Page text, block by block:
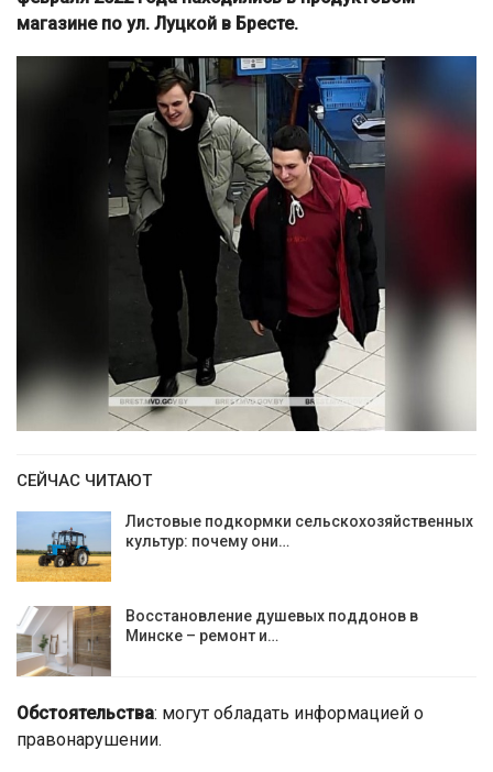
магазине по ул. Луцкой в Бресте.
СЕЙЧАС ЧИТАЮТ
Листовые подкормки сельскохозяйственных
культур: почему они…
Восстановление душевых поддонов в
Минске – ремонт и…
Обстоятельства: могут обладать информацией о
правонарушении.